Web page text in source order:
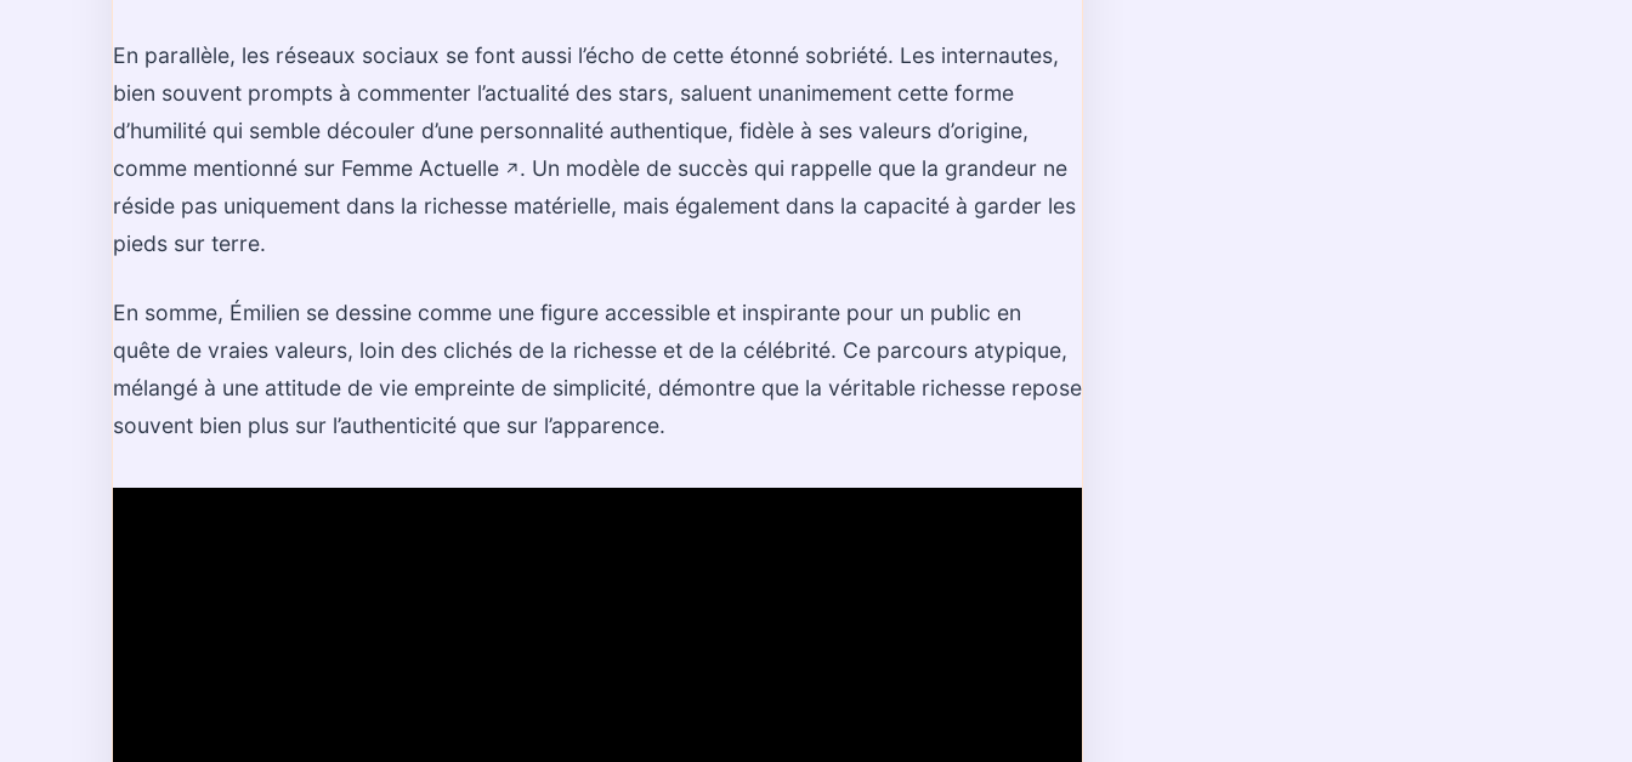
En parallèle, les réseaux sociaux se font aussi l’écho de cette étonné sobriété. Les internautes,
bien souvent prompts à commenter l’actualité des stars, saluent unanimement cette forme
d’humilité qui semble découler d’une personnalité authentique, fidèle à ses valeurs d’origine,
comme mentionné sur Femme Actuelle ↗️. Un modèle de succès qui rappelle que la grandeur ne
réside pas uniquement dans la richesse matérielle, mais également dans la capacité à garder les
pieds sur terre.
En somme, Émilien se dessine comme une figure accessible et inspirante pour un public en
quête de vraies valeurs, loin des clichés de la richesse et de la célébrité. Ce parcours atypique,
mélangé à une attitude de vie empreinte de simplicité, démontre que la véritable richesse repose
souvent bien plus sur l’authenticité que sur l’apparence.